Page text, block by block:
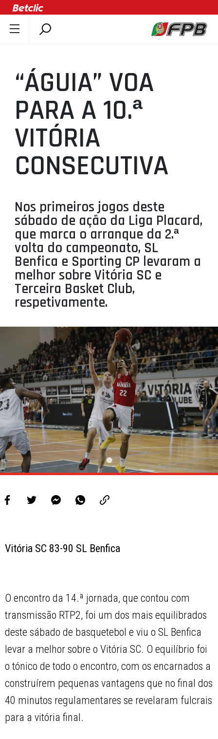
DOCUMENTOS
ÚLTIMAS
COMPETIÇÕES
ASSOCIAÇÕES
CLUBES
AGENTES
AGENDA
MINIBASQUETE
ÁREA TÉCNICA
PROJETOS
LIGA BETCLIC MASCULINA
LIGA BETCLIC FEMININA
“ÁGUIA” VOA
PARA A 10.ª
VITÓRIA
CONSECUTIVA
Nos primeiros jogos deste
sábado de ação da Liga Placard,
que marca o arranque da 2.ª
volta do campeonato, SL
Benfica e Sporting CP levaram a
melhor sobre Vitória SC e
Terceira Basket Club,
respetivamente.
Vitória SC 83-90 SL Benfica
O encontro da 14.ª jornada, que contou com
transmissão RTP2, foi um dos mais equilibrados
deste sábado de basquetebol e viu o SL Benfica
levar a melhor sobre o Vitória SC. O equilíbrio foi
o tónico de todo o encontro, com os encarnados a
construírem pequenas vantagens que no final dos
40 minutos regulamentares se revelaram fulcrais
para a vitória final.